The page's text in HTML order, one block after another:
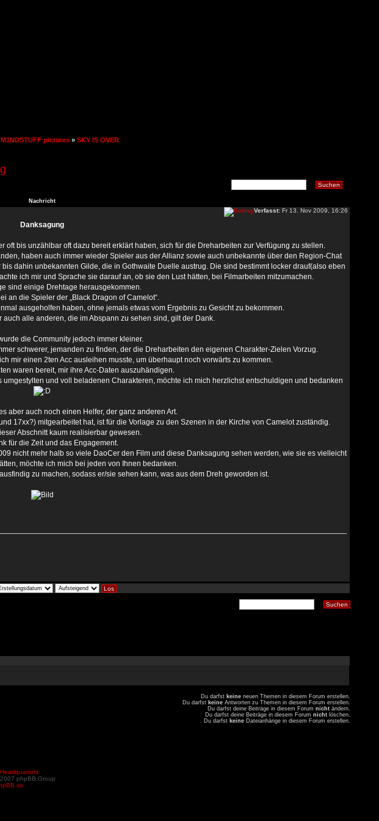
M1NDSTUFF pictures» SKY IS OVER
Nachricht
Verfasst: Fr 13. Nov 2009, 16:26
Danksagung
bis unzählbar oft dazu bereit erklärt haben, sich für die Dreharbeiten zur Verfügung zu stellen.
haben auch immer wieder Spieler aus der Allianz sowie auch unbekannte über den Region-Chat
dahin unbekannten Gilde, die in Gothwaite Duelle austrug. Die sind bestimmt locker drauf(also eben
ich mir und Sprache sie darauf an, ob sie den Lust hätten, bei Filmarbeiten mitzumachen.
sind einige Drehtage herausgekommen.
an die Spieler der „Black Dragon of Camelot“.
ausgeholfen haben, ohne jemals etwas vom Ergebnis zu Gesicht zu bekommen.
alle anderen, die im Abspann zu sehen sind, gilt der Dank.
die Community jedoch immer kleiner.
schwerer, jemanden zu finden, der die Dreharbeiten den eigenen Charakter-Zielen Vorzug.
mir einen 2ten Acc ausleihen musste, um überhaupt noch vorwärts zu kommen.
waren bereit, mir ihre Acc-Daten auszuhändigen.
und voll beladenen Charakteren, möchte ich mich herzlichst entschuldigen und bedanken
aber auch noch einen Helfer, der ganz anderen Art.
17xx?) mitgearbeitet hat, ist für die Vorlage zu den Szenen in der Kirche von Camelot zuständig.
Abschnitt kaum realisierbar gewesen.
für die Zeit und das Engagement.
nicht mehr halb so viele DaoCer den Film und diese Danksagung sehen werden, wie sie es vielleicht
möchte ich mich bei jeden von Ihnen bedanken.
zu machen, sodass er/sie sehen kann, was aus dem Dreh geworden ist.
Du darfst keine neuen Themen in diesem Forum erstellen.
Du darfst keine Antworten zu Themen in diesem Forum erstellen.
Du darfst deine Beiträge in diesem Forum nicht ändern.
Du darfst deine Beiträge in diesem Forum nicht löschen.
Du darfst keine Dateianhänge in diesem Forum erstellen.
phpBB Group